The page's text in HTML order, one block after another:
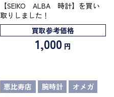
【SEIKO ALBA 時計】を買い
取りしました！
買取参考価格
1,000 円
恵比寿店 腕時計
オメガ